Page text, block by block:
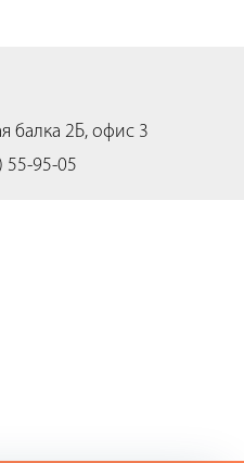
балка 2Б, офис 3
55-95-05